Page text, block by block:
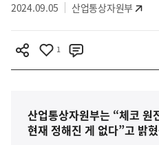
2024.09.05 산업통상자원부
1
산업통상자원부는 “체코 원
현재 정해진 게 없다”고 밝